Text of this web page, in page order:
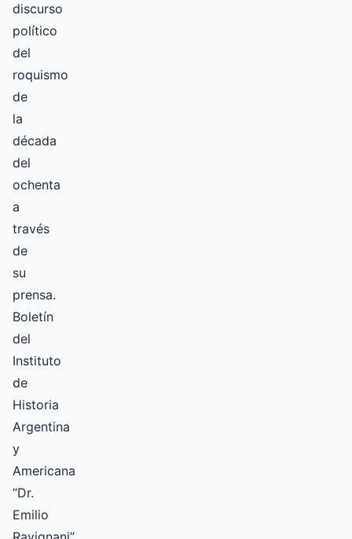
discurso
político
del
roquismo
de
la
década
del
ochenta
a
través
de
su
prensa.
Boletín
del
Instituto
de
Historia
Argentina
y
Americana
“Dr.
Emilio